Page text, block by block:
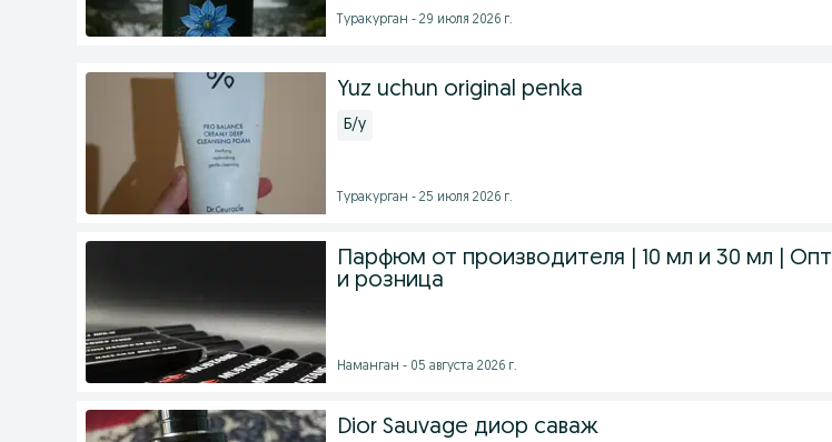
Туракурган - 29 июля 2026 г.
Yuz uchun original penka
Б/у
Туракурган - 25 июля 2026 г.
Парфюм от производителя | 10 мл и 30 мл | Опт
и розница
Наманган - 05 августа 2026 г.
Dior Sauvage диор саваж